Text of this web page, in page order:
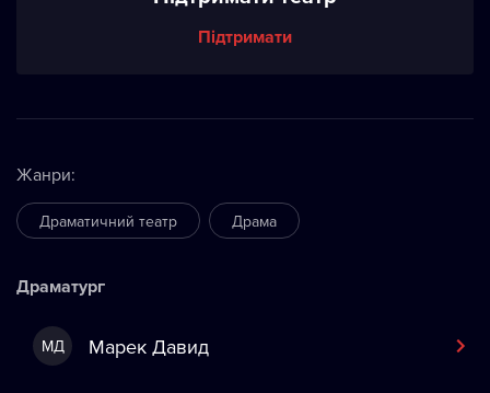
Підтримати
Жанри:
Драматичний театр Драма
Драматург
МД Марек Давид